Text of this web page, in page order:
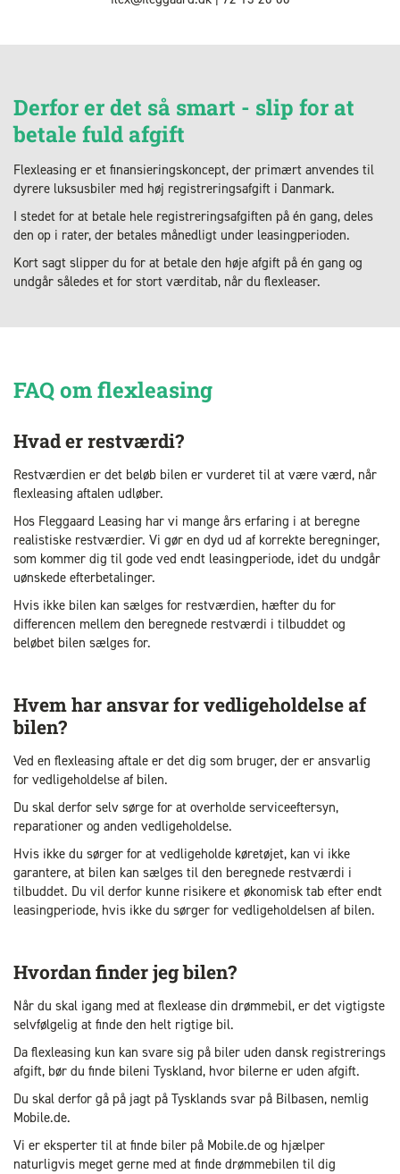
Derfor er det så smart - slip for at
betale fuld afgift
Flexleasing er et finansieringskoncept, der primært anvendes til
dyrere luksusbiler med høj registreringsafgift i Danmark.
I stedet for at betale hele registreringsafgiften på én gang, deles
den op i rater, der betales månedligt under leasingperioden.
Kort sagt slipper du for at betale den høje afgift på én gang og
undgår således et for stort værditab, når du flexleaser.
FAQ om flexleasing
Hvad er restværdi?
Restværdien er det beløb bilen er vurderet til at være værd, når
flexleasing aftalen udløber.
Hos Fleggaard Leasing har vi mange års erfaring i at beregne
realistiske restværdier. Vi gør en dyd ud af korrekte beregninger,
som kommer dig til gode ved endt leasingperiode, idet du undgår
uønskede efterbetalinger.
Hvis ikke bilen kan sælges for restværdien, hæfter du for
differencen mellem den beregnede restværdi i tilbuddet og
beløbet bilen sælges for.
Hvem har ansvar for vedligeholdelse af
bilen?
Ved en flexleasing aftale er det dig som bruger, der er ansvarlig
for vedligeholdelse af bilen.
Du skal derfor selv sørge for at overholde serviceeftersyn,
reparationer og anden vedligeholdelse.
Hvis ikke du sørger for at vedligeholde køretøjet, kan vi ikke
garantere, at bilen kan sælges til den beregnede restværdi i
tilbuddet. Du vil derfor kunne risikere et økonomisk tab efter endt
leasingperiode, hvis ikke du sørger for vedligeholdelsen af bilen.
Hvordan finder jeg bilen?
Når du skal igang med at flexlease din drømmebil, er det vigtigste
selvfølgelig at finde den helt rigtige bil.
Da flexleasing kun kan svare sig på biler uden dansk registrerings
afgift, bør du finde bileni Tyskland, hvor bilerne er uden afgift.
Du skal derfor gå på jagt på Tysklands svar på Bilbasen, nemlig
Mobile.de.
Vi er eksperter til at finde biler på Mobile.de og hjælper
naturligvis meget gerne med at finde drømmebilen til dig